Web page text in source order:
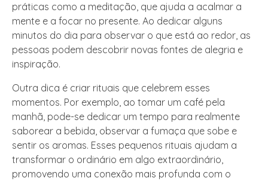
práticas como a meditação, que ajuda a acalmar a
mente e a focar no presente. Ao dedicar alguns
minutos do dia para observar o que está ao redor, as
pessoas podem descobrir novas fontes de alegria e
inspiração.
Outra dica é criar rituais que celebrem esses
momentos. Por exemplo, ao tomar um café pela
manhã, pode-se dedicar um tempo para realmente
saborear a bebida, observar a fumaça que sobe e
sentir os aromas. Esses pequenos rituais ajudam a
transformar o ordinário em algo extraordinário,
promovendo uma conexão mais profunda com o